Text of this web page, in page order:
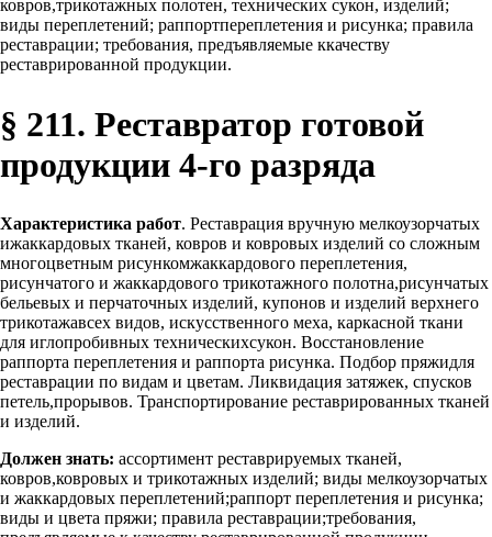
ковров,трикотажных полотен, технических сукон, изделий;
виды переплетений; раппортпереплетения и рисунка; правила
реставрации; требования, предъявляемые ккачеству
реставрированной продукции.
§ 211. Реставратор готовой
продукции 4-го разряда
Характеристика работ. Реставрация вручную мелкоузорчатых
ижаккардовых тканей, ковров и ковровых изделий со сложным
многоцветным рисункомжаккардового переплетения,
рисунчатого и жаккардового трикотажного полотна,рисунчатых
бельевых и перчаточных изделий, купонов и изделий верхнего
трикотажавсех видов, искусственного меха, каркасной ткани
для иглопробивных техническихсукон. Восстановление
раппорта переплетения и раппорта рисунка. Подбор пряжидля
реставрации по видам и цветам. Ликвидация затяжек, спусков
петель,прорывов. Транспортирование реставрированных тканей
и изделий.
Должен знать: ассортимент реставрируемых тканей,
ковров,ковровых и трикотажных изделий; виды мелкоузорчатых
и жаккардовых переплетений;раппорт переплетения и рисунка;
виды и цвета пряжи; правила реставрации;требования,